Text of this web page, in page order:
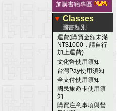
加購書籍專區
▼ Classes
圖書類別
運費(購買金額未滿
NT$1000，請自行
加上運費)
文化幣使用須知
台灣Pay使用須知
全支付使用須知
國民旅遊卡使用須
知
購買注意事項與營